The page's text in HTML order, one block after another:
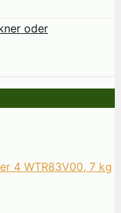
oder
4 WTR83V00, 7 kg